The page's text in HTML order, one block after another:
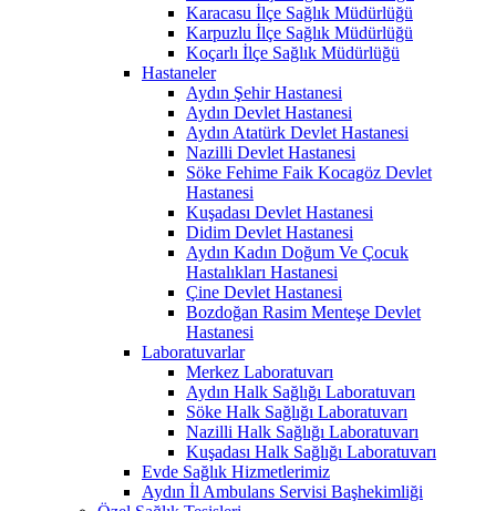
Karacasu İlçe Sağlık Müdürlüğü
Karpuzlu İlçe Sağlık Müdürlüğü
Koçarlı İlçe Sağlık Müdürlüğü
Hastaneler
Aydın Şehir Hastanesi
Aydın Devlet Hastanesi
Aydın Atatürk Devlet Hastanesi
Nazilli Devlet Hastanesi
Söke Fehime Faik Kocagöz Devlet
Hastanesi
Kuşadası Devlet Hastanesi
Didim Devlet Hastanesi
Aydın Kadın Doğum Ve Çocuk
Hastalıkları Hastanesi
Çine Devlet Hastanesi
Bozdoğan Rasim Menteşe Devlet
Hastanesi
Laboratuvarlar
Merkez Laboratuvarı
Aydın Halk Sağlığı Laboratuvarı
Söke Halk Sağlığı Laboratuvarı
Nazilli Halk Sağlığı Laboratuvarı
Kuşadası Halk Sağlığı Laboratuvarı
Evde Sağlık Hizmetlerimiz
Aydın İl Ambulans Servisi Başhekimliği